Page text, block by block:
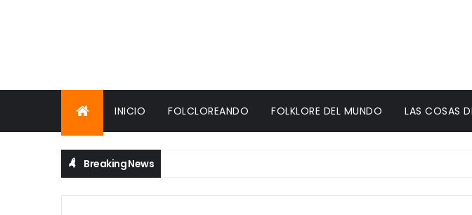
INICIO FOLCLOREANDO FOLKLORE DEL MUNDO LAS COSAS
Breaking News